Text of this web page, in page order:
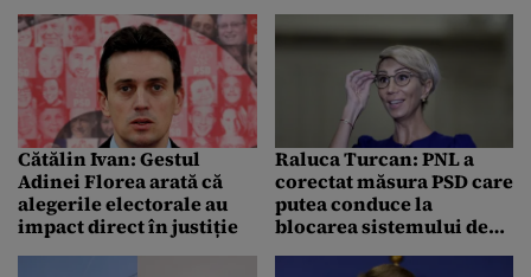
Cătălin Ivan: Gestul
Adinei Florea arată că
alegerile electorale au
impact direct în justiție
Raluca Turcan: PNL a
corectat măsura PSD care
putea conduce la
blocarea sistemului de